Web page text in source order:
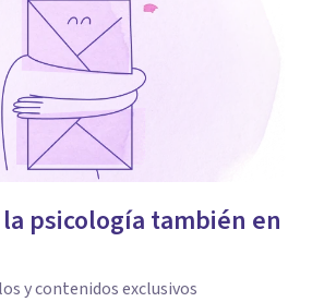
psicología también en
y contenidos exclusivos